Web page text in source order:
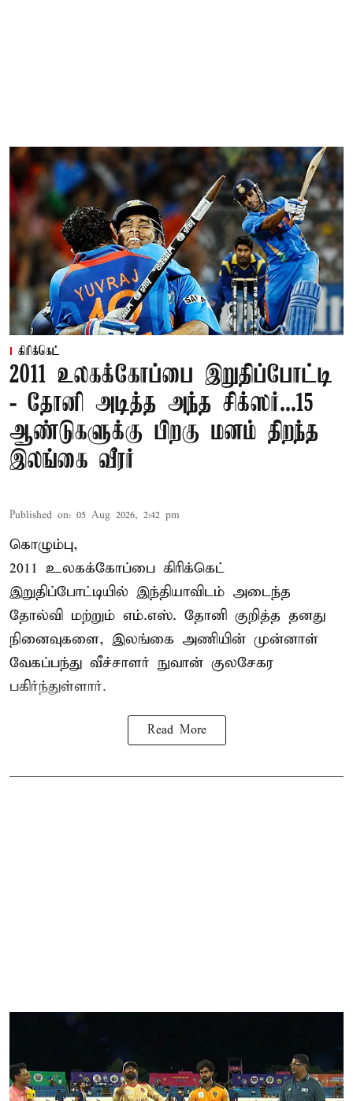
கிரிக்கெட்
2011 உலகக்கோப்பை இறுதிப்போட்டி
- தோனி அடித்த அந்த சிக்ஸர்...15
ஆண்டுகளுக்கு பிறகு மனம் திறந்த
இலங்கை வீரர்
Published on: 05 Aug 2026, 2:42 pm
கொழும்பு,
2011 உலகக்கோப்பை கிரிக்கெட்
இறுதிப்போட்டியில் இந்தியாவிடம் அடைந்த
தோல்வி மற்றும் எம்.எஸ். தோனி குறித்த தனது
நினைவுகளை, இலங்கை அணியின் முன்னாள்
வேகப்பந்து வீச்சாளர் நுவான் குலசேகர
பகிர்ந்துள்ளார்.
Read More